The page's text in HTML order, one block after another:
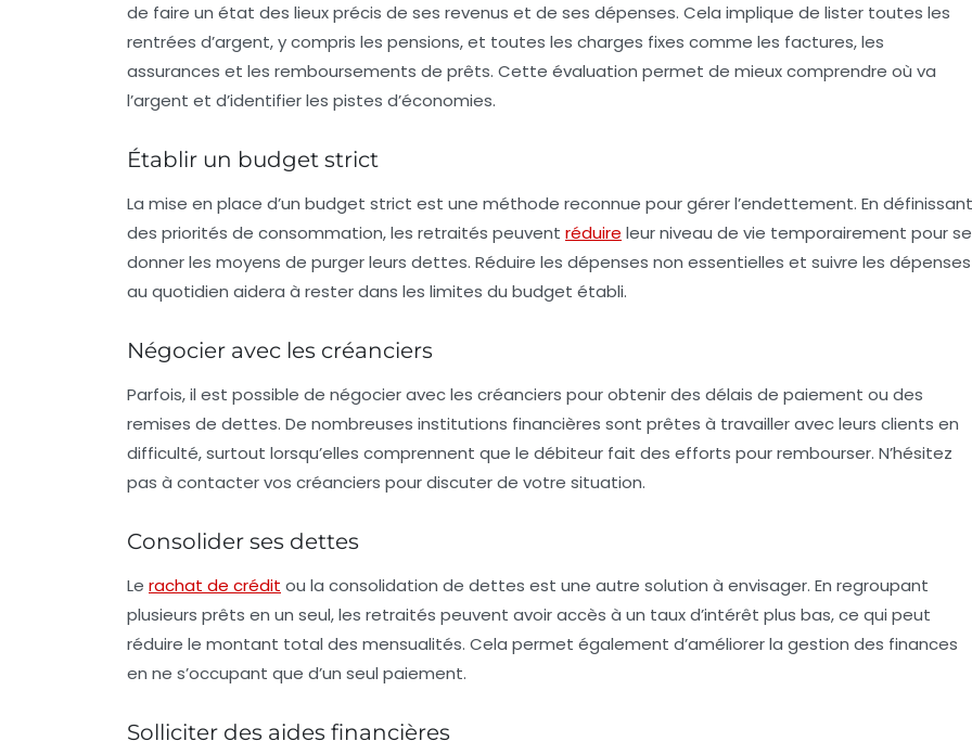
de faire un état des lieux précis de ses revenus et de ses dépenses. Cela implique de lister toutes les
rentrées d’argent, y compris les pensions, et toutes les charges fixes comme les factures, les
assurances et les remboursements de prêts. Cette évaluation permet de mieux comprendre où va
l’argent et d’identifier les pistes d’économies.
Établir un budget strict
La mise en place d’un budget strict est une méthode reconnue pour gérer l’endettement. En définissant
des priorités de consommation, les retraités peuvent réduire leur niveau de vie temporairement pour se
donner les moyens de purger leurs dettes. Réduire les dépenses non essentielles et suivre les dépenses
au quotidien aidera à rester dans les limites du budget établi.
Négocier avec les créanciers
Parfois, il est possible de négocier avec les créanciers pour obtenir des délais de paiement ou des
remises de dettes. De nombreuses institutions financières sont prêtes à travailler avec leurs clients en
difficulté, surtout lorsqu’elles comprennent que le débiteur fait des efforts pour rembourser. N’hésitez
pas à contacter vos créanciers pour discuter de votre situation.
Consolider ses dettes
Le rachat de crédit ou la consolidation de dettes est une autre solution à envisager. En regroupant
plusieurs prêts en un seul, les retraités peuvent avoir accès à un taux d’intérêt plus bas, ce qui peut
réduire le montant total des mensualités. Cela permet également d’améliorer la gestion des finances
en ne s’occupant que d’un seul paiement.
Solliciter des aides financières